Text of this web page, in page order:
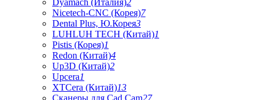
Dyamach (Италия)2
Nicetech-CNC (Корея)7
Dental Plus, Ю.Корея3
LUHLUH TECH (Китай)1
Pistis (Корея)1
Redon (Китай)4
Up3D (Китай)2
Upcera1
XTCera (Китай)13
Сканеры для Cad Cam27